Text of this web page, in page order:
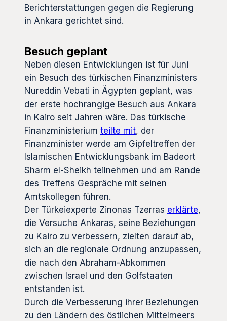
Berichterstattungen gegen die Regierung
in Ankara gerichtet sind.
Besuch geplant
Neben diesen Entwicklungen ist für Juni
ein Besuch des türkischen Finanzministers
Nureddin Vebati in Ägypten geplant, was
der erste hochrangige Besuch aus Ankara
in Kairo seit Jahren wäre. Das türkische
Finanzministerium teilte mit, der
Finanzminister werde am Gipfeltreffen der
Islamischen Entwicklungsbank im Badeort
Sharm el-Sheikh teilnehmen und am Rande
des Treffens Gespräche mit seinen
Amtskollegen führen.
Der Türkeiexperte Zinonas Tzerras erklärte,
die Versuche Ankaras, seine Beziehungen
zu Kairo zu verbessern, zielten darauf ab,
sich an die regionale Ordnung anzupassen,
die nach den Abraham-Abkommen
zwischen Israel und den Golfstaaten
entstanden ist.
Durch die Verbesserung ihrer Beziehungen
zu den Ländern des östlichen Mittelmeers